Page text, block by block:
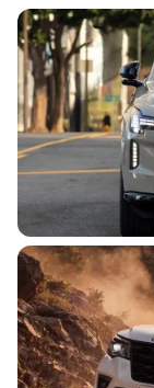
Mercedes
pantallas
lejos, pero
a ellas
3 AGOSTO 2026
VOLVO
Volvo da
el debate:
31 JULIO 2026